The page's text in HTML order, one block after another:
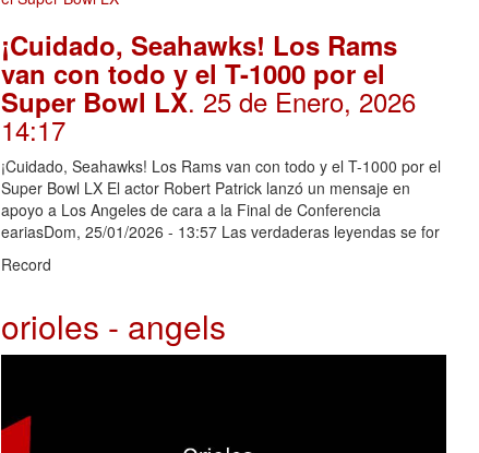
¡Cuidado, Seahawks! Los Rams
van con todo y el T-1000 por el
Super Bowl LX. 25 de Enero, 2026
14:17
¡Cuidado, Seahawks! Los Rams van con todo y el T-1000 por el
Super Bowl LX El actor Robert Patrick lanzó un mensaje en
apoyo a Los Angeles de cara a la Final de Conferencia
eariasDom, 25/01/2026 - 13:57 Las verdaderas leyendas se for
Record
orioles - angels